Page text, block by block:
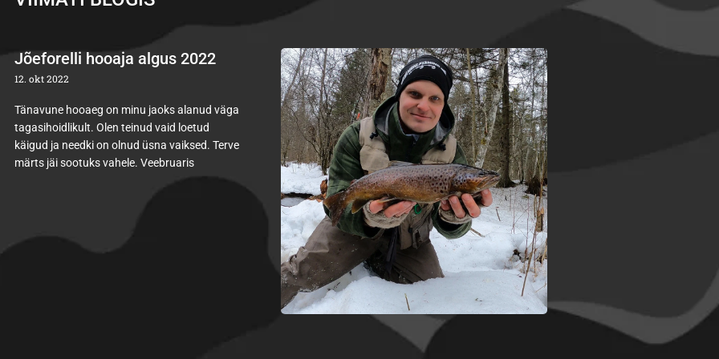
Jõeforelli hooaja algus 2022
12. okt 2022
Tänavune hooaeg on minu jaoks alanud väga
tagasihoidlikult. Olen teinud vaid loetud
käigud ja needki on olnud üsna vaiksed. Terve
märts jäi sootuks vahele. Veebruaris